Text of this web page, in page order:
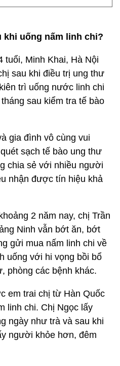
khi uống nấm linh chi?
tuổi, Minh Khai, Hà Nội
sau khi điều trị ung thư
trì uống nước linh chi
sau kiểm tra tế bào
gia đình vô cùng vui
sạch tế bào ung thư
chia sẻ với nhiều người
nhận được tín hiệu khả
2 năm nay, chị Trần
Ninh vẫn bớt ăn, bớt
gửi mua nấm linh chi về
uống với hi vọng bồi bổ
phòng các bệnh khác.
em trai chị từ Hàn Quốc
linh chi. Chị Ngọc lấy
ngày như trà và sau khi
người khỏe hơn, đêm